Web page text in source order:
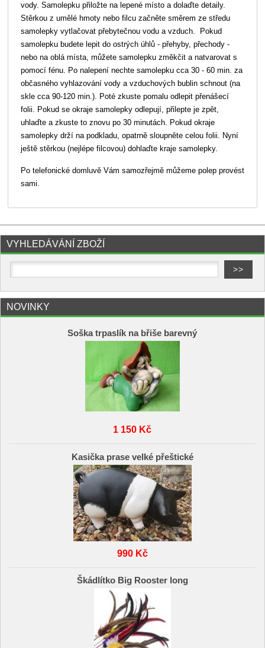
vody. Samolepku přiložte na lepené místo a dolaďte detaily.
Stěrkou z umělé hmoty nebo filcu začněte směrem ze středu
samolepky vytlačovat přebytečnou vodu a vzduch. Pokud
samolepku budete lepit do ostrých úhlů - přehyby, přechody -
nebo na oblá místa, můžete samolepku změkčit a natvarovat s
pomocí fénu. Po nalepení nechte samolepku cca 30 - 60 min. za
občasného vyhlazování vody a vzduchových bublin schnout (na
skle cca 90-120 min.). Poté zkuste pomalu odlepit přenášecí
folii. Pokud se okraje samolepky odlepují, přilepte je zpět,
uhlaďte a zkuste to znovu po 30 minutách. Pokud okraje
samolepky drží na podkladu, opatrně sloupněte celou folii. Nyní
ještě stěrkou (nejlépe filcovou) dohlaďte kraje samolepky.
Po telefonické domluvě Vám samozřejmě můžeme polep provést
sami.
VYHLEDÁVÁNÍ ZBOŽÍ
NOVINKY
Soška trpaslík na břiše barevný
1 150 Kč
Kasička prase velké přeštické
990 Kč
Škádlítko Big Rooster long